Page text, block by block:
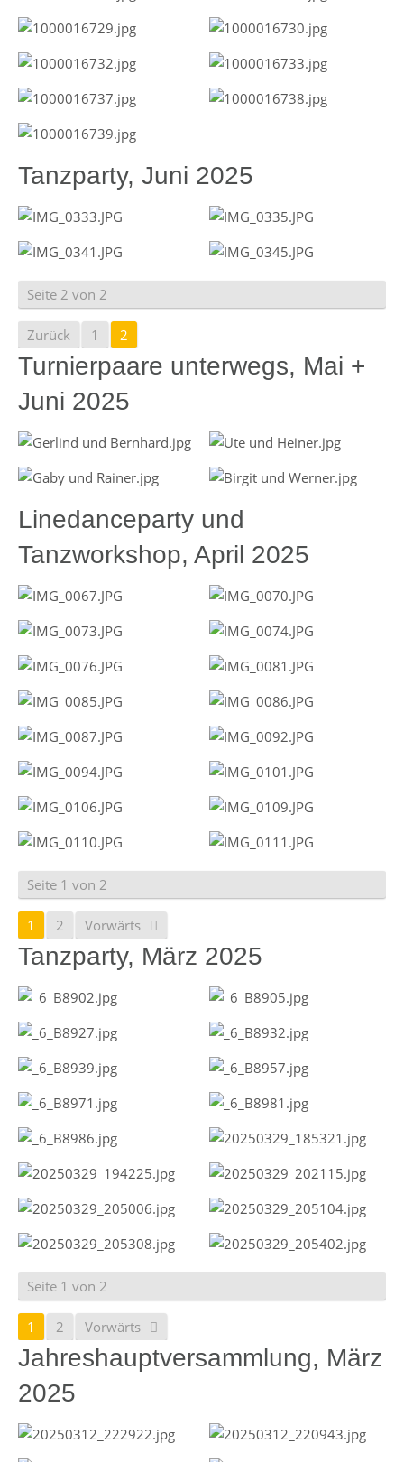
Tanzparty, Juni 2025
Seite 2 von 2
Zurück 1 2
Turnierpaare unterwegs, Mai +
Juni 2025
Linedanceparty und
Tanzworkshop, April 2025
Seite 1 von 2
1 2 Vorwärts
Tanzparty, März 2025
Seite 1 von 2
1 2 Vorwärts
Jahreshauptversammlung, März
2025